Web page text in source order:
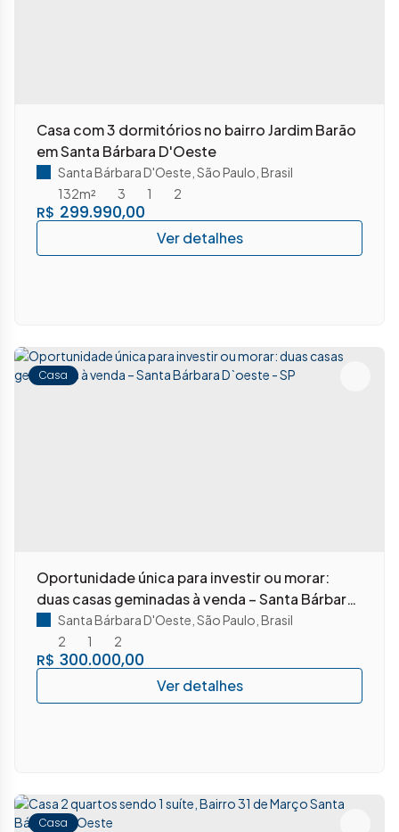
Casa com 3 dormitórios no bairro Jardim Barão
em Santa Bárbara D'Oeste
R$ 299.990,00
Santa Bárbara D'Oeste São Paulo Brasil
3
1
132m² 2
Casa
Oportunidade única para investir ou morar:
duas casas geminadas à venda – Santa Bárbara
D`oeste - SP
R$ 300.000,00
Santa Bárbara D'Oeste São Paulo Brasil
2
1 2
Casa